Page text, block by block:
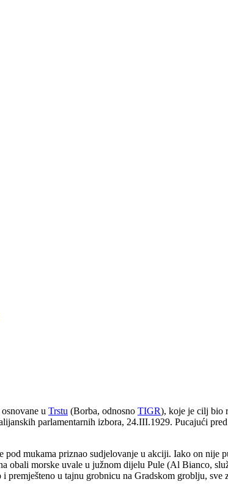
u Trstu (Borba, odnosno TIGR), koje je cilj bio
parlamentarnih izbora, 24.III.1929. Pucajući
mukama priznao sudjelovanje u akciji. Iako on nije
obali morske uvale u južnom dijelu Pule (Al Bianco,
premješteno u tajnu grobnicu na Gradskom groblju,